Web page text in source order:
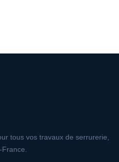
tous vos travaux de serrurerie,